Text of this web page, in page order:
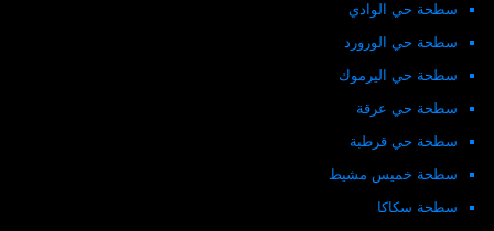
سطحة حي الوادي
سطحة حي الورورد
سطحة حي اليرموك
سطحة حي عرقة
سطحة حي قرطبة
سطحة خميس مشيط
سطحة سكاكا